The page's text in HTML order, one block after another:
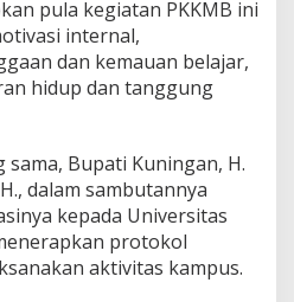
pula kegiatan PKKMB ini
internal,
dan kemauan belajar,
hidup dan tanggung
sama, Bupati Kuningan, H.
dalam sambutannya
kepada Universitas
protokol
aktivitas kampus.